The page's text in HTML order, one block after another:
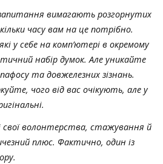
вимагають розгорнутих
часу вам на це потрібно.
у себе на комп’ютері в окремому
набір думок. Але уникайте
та довжелезних зізнань.
чого від вас очікують, але у
свої волонтерства, стажування й
плюс. Фактично, один із